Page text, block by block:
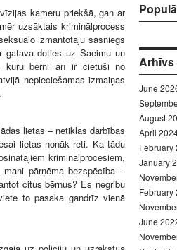
kameru priekšā, gan ar
uzsāktais kriminālprocess
izmantotāju sasniegs
doties uz Saeimu un
kuru bērni arī ir cietuši no
nepieciešamas izmaiņas
lietas – netiklas darbības
lietas nonāk reti. Ka tādu
kriminālprocesiem,
pārņēma bezspēcība –
citus bērnus? Es negribu
to pasaka gandrīz vienā
Arhīvs
June
August
April
February
January
February
June